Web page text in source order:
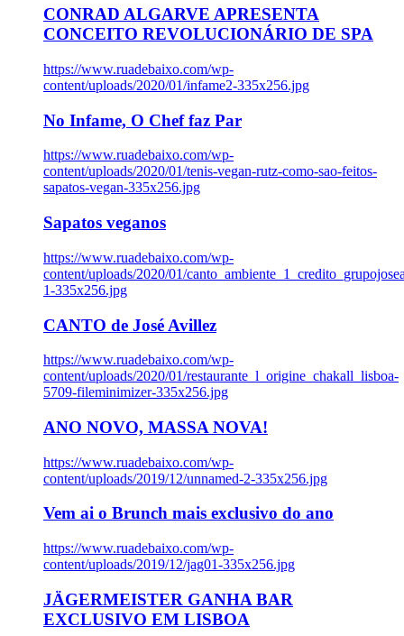
CONRAD ALGARVE APRESENTA
CONCEITO REVOLUCIONÁRIO DE SPA
https://www.ruadebaixo.com/wp-
content/uploads/2020/01/infame2-335x256.jpg
No Infame, O Chef faz Par
https://www.ruadebaixo.com/wp-
content/uploads/2020/01/tenis-vegan-rutz-como-sao-feitos-
sapatos-vegan-335x256.jpg
Sapatos veganos
https://www.ruadebaixo.com/wp-
content/uploads/2020/01/
1-335x256.jpg
CANTO de José Avillez
https://www.ruadebaixo.com/wp-
content/uploads/2020/01/restaurante_l_origine_chakall_lisboa-
5709-fileminimizer-335x256.jpg
ANO NOVO, MASSA NOVA!
https://www.ruadebaixo.com/wp-
content/uploads/2019/12/unnamed-2-335x256.jpg
Vem ai o Brunch mais exclusivo do ano
https://www.ruadebaixo.com/wp-
content/uploads/2019/12/jag01-335x256.jpg
JÄGERMEISTER GANHA BAR
EXCLUSIVO EM LISBOA